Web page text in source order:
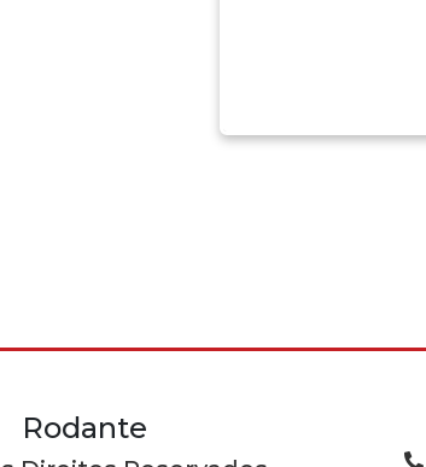
Rodante